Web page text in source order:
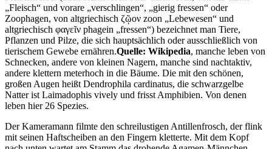
Fleisch
und vorare verschlingen , gierig fressen
oder
Zoophagen, von altgriechisch ζῷον zoon
Lebewesen
und
altgriechisch φαγεῖν phagein
fressen ) bezeichnet man Tiere,
Pflanzen und Pilze, die sich hauptsächlich oder ausschließlich von
tierischem Gewebe ernähren.Quelle: Wikipedia, manche leben von
Schnecken, andere von kleinen Nagern, manche sind nachtaktiv,
andere klettern meterhoch in die Bäume. Die mit den schönen,
großen Augen heißt Dendrophila cardinatus, die schwarzgelbe
Natter ist Laimadophis vively und frisst Amphibien. Von denen
leben hier 26 Spezies.
Der Kameramann filmte den schreilustigen Antillenfrosch, der flink
mit seinen Haftscheiben an den Fingern kletterte. Mit dem Kopf